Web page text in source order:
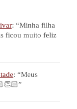
: “Minha filha
ficou muito feliz
: “Meus
”